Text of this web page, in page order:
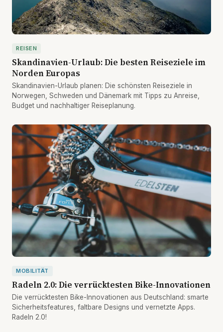
REISEN
Skandinavien-Urlaub: Die besten Reiseziele im
Norden Europas
Skandinavien-Urlaub planen: Die schönsten Reiseziele in
Norwegen, Schweden und Dänemark mit Tipps zu Anreise,
Budget und nachhaltiger Reiseplanung.
MOBILITÄT
Radeln 2.0: Die verrücktesten Bike-Innovationen
Die verrücktesten Bike-Innovationen aus Deutschland: smarte
Sicherheitsfeatures, faltbare Designs und vernetzte Apps.
Radeln 2.0!